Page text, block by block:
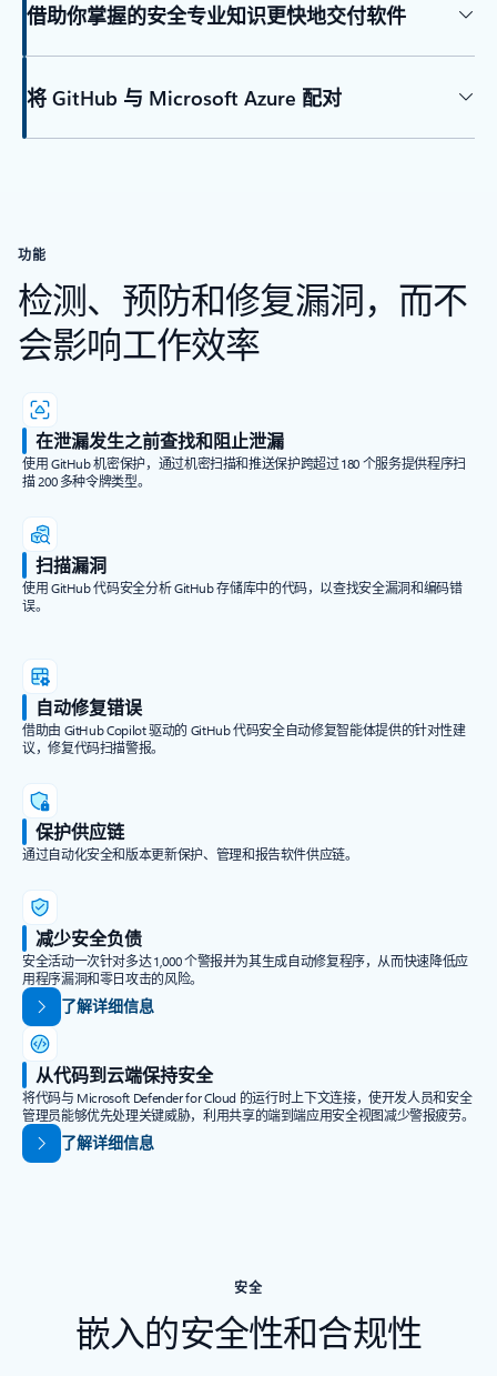
借助你掌握的安全专业知识更快地交付软件
将 GitHub 与 Microsoft Azure 配对
功能
检测、预防和修复漏洞，而不
会影响工作效率
在泄漏发生之前查找和阻止泄漏
使用 GitHub 机密保护，通过机密扫描和推送保护跨超过 180 个服务提供程序扫
描 200 多种令牌类型。
扫描漏洞
使用 GitHub 代码安全分析 GitHub 存储库中的代码，以查找安全漏洞和编码错
误。
自动修复错误
借助由 GitHub Copilot 驱动的 GitHub 代码安全自动修复智能体提供的针对性建
议，修复代码扫描警报。
保护供应链
通过自动化安全和版本更新保护、管理和报告软件供应链。
减少安全负债
安全活动一次针对多达 1,000 个警报并为其生成自动修复程序，从而快速降低应
用程序漏洞和零日攻击的风险。
了解详细信息
从代码到云端保持安全
将代码与 Microsoft Defender for Cloud 的运行时上下文连接，使开发人员和安全
管理员能够优先处理关键威胁，利用共享的端到端应用安全视图减少警报疲劳。
了解详细信息
安全
嵌入的安全性和合规性